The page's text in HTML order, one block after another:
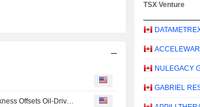
TSX Venture